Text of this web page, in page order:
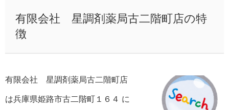
有限会社 星調剤薬局古二階町店の特
徴
有限会社 星調剤薬局古二階町店
は兵庫県姫路市古二階町１６４ に